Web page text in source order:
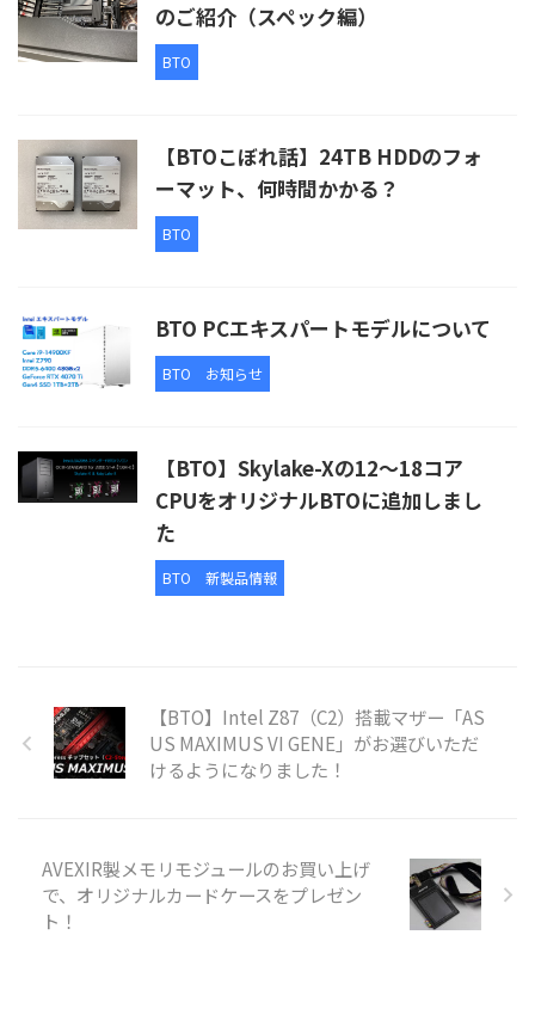
のご紹介（スペック編）
BTO
【BTOこぼれ話】24TB HDDのフォ
ーマット、何時間かかる？
BTO
BTO PCエキスパートモデルについて
BTO お知らせ
【BTO】Skylake-Xの12～18コア
CPUをオリジナルBTOに追加しまし
た
BTO 新製品情報
【BTO】Intel Z87（C2）搭載マザー「AS
US MAXIMUS VI GENE」がお選びいただ
けるようになりました！
AVEXIR製メモリモジュールのお買い上げ
で、オリジナルカードケースをプレゼン
ト！